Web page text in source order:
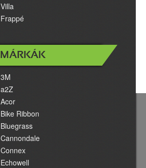
Villa
Frappé
MÁRKÁK
3M
a2Z
Acor
Bike Ribbon
Bluegrass
Cannondale
Connex
Echowell